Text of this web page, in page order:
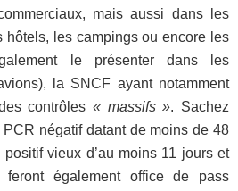
mais aussi dans les
hôtels, les campings ou encore les
le présenter dans les
la SNCF ayant notamment
contrôles « massifs ». Sachez
PCR négatif datant de moins de 48
vieux d’au moins 11 jours et
également office de pass